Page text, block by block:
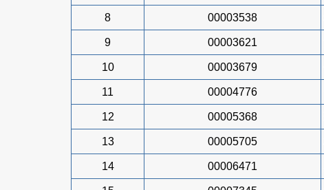
8 00003538
9 00003621
10 00003679
11 00004776
12 00005368
13 00005705
14 00006471